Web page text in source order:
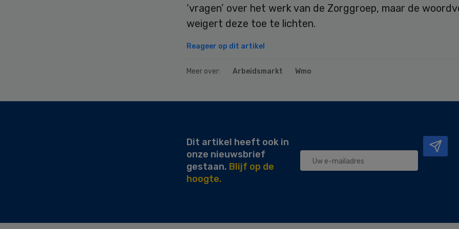
‘vragen’ over het werk van de Zorggroep, maar de
weigert deze toe te lichten.
Reageer op dit artikel
Meer over: Arbeidsmarkt Wmo
Dit artikel heeft ook in
onze nieuwsbrief
gestaan. Blijf op de
hoogte.